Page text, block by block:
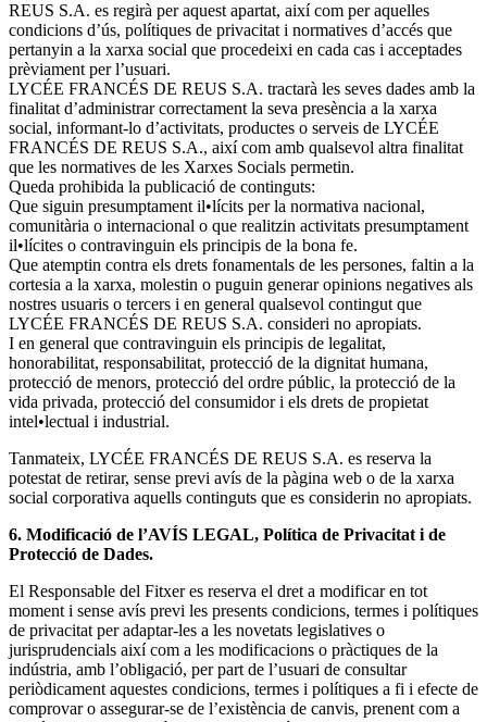
REUS S.A. es regirà per aquest apartat, així com per aquelles
condicions d’ús, polítiques de privacitat i normatives d’accés que
pertanyin a la xarxa social que procedeixi en cada cas i acceptades
prèviament per l’usuari.
LYCÉE FRANCÉS DE REUS S.A. tractarà les seves dades amb la
finalitat d’administrar correctament la seva presència a la xarxa
social, informant-lo d’activitats, productes o serveis de LYCÉE
FRANCÉS DE REUS S.A., així com amb qualsevol altra finalitat
que les normatives de les Xarxes Socials permetin.
Queda prohibida la publicació de continguts:
Que siguin presumptament il•lícits per la normativa nacional,
comunitària o internacional o que realitzin activitats presumptament
il•lícites o contravinguin els principis de la bona fe.
Que atemptin contra els drets fonamentals de les persones, faltin a la
cortesia a la xarxa, molestin o puguin generar opinions negatives als
nostres usuaris o tercers i en general qualsevol contingut que
LYCÉE FRANCÉS DE REUS S.A. consideri no apropiats.
I en general que contravinguin els principis de legalitat,
honorabilitat, responsabilitat, protecció de la dignitat humana,
protecció de menors, protecció del ordre públic, la protecció de la
vida privada, protecció del consumidor i els drets de propietat
intel•lectual i industrial.
Tanmateix, LYCÉE FRANCÉS DE REUS S.A. es reserva la
potestat de retirar, sense previ avís de la pàgina web o de la xarxa
social corporativa aquells continguts que es considerin no apropiats.
6. Modificació de l’AVÍS LEGAL, Política de Privacitat i de
Protecció de Dades.
El Responsable del Fitxer es reserva el dret a modificar en tot
moment i sense avís previ les presents condicions, termes i polítiques
de privacitat per adaptar-les a les novetats legislatives o
jurisprudencials així com a les modificacions o pràctiques de la
indústria, amb l’obligació, per part de l’usuari de consultar
periòdicament aquestes condicions, termes i polítiques a fi i efecte de
comprovar o assegurar-se de l’existència de canvis, prenent com a